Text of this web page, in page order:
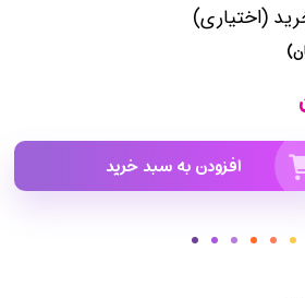
(اختیاری)
افزودن به سبد خرید